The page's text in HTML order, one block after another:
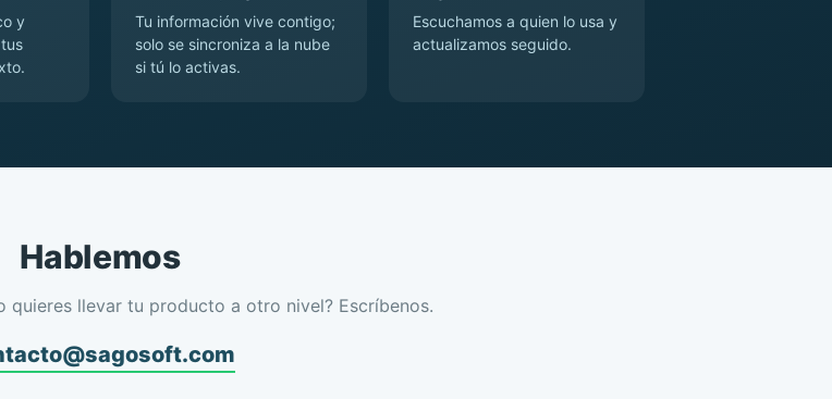
y
Tu información vive contigo;
solo se sincroniza a la nube
si tú lo activas.
Escuchamos a quien lo usa y
actualizamos seguido.
Hablemos
quieres llevar tu producto a otro nivel? Escríbenos.